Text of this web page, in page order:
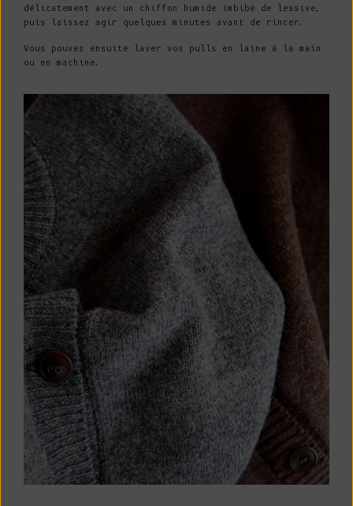
délicatement avec un chiffon humide imbibé de lessive,
puis laissez agir quelques minutes avant de rincer.
Vous pouvez ensuite laver vos pulls en laine à la main
ou en machine.